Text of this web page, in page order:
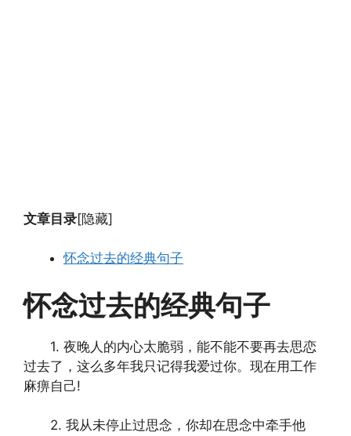
文章目录[隐藏]
怀念过去的经典句子
怀念过去的经典句子
1. 夜晚人的内心太脆弱，能不能不要再去思恋
过去了，这么多年我只记得我爱过你。现在用工作
麻痹自己!
2. 我从未停止过思念，你却在思念中牵手他